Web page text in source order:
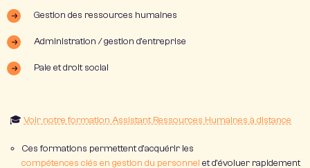
Gestion des ressources humaines
Administration / gestion d’entreprise
Paie et droit social
🎓 Voir notre formation Assistant Ressources Humaines à distance
Ces formations permettent d’acquérir les
compétences clés en gestion du personnel et d’évoluer rapidement